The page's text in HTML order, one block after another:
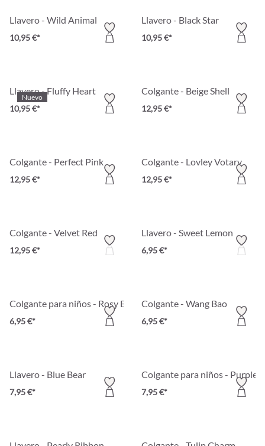
Llavero - Wild Animal
10,95 €*
Llavero - Black Star
10,95 €*
Nuevo
Llavero - Fluffy Heart
10,95 €*
Colgante - Beige Shell
12,95 €*
Colgante - Perfect Pink
12,95 €*
Colgante - Lovley Votary
12,95 €*
Colgante - Velvet Red
12,95 €*
Llavero - Sweet Lemon
6,95 €*
Colgante para niños - Rosy Bloom
6,95 €*
Colgante - Wang Bao
6,95 €*
Llavero - Blue Bear
7,95 €*
Colgante para niños - Purple
7,95 €*